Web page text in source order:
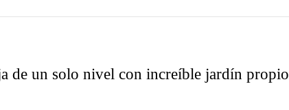
de un solo nivel con increíble jardín